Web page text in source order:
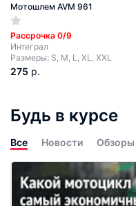
Мотошлем AVM 961
Рассрочка 0/9
Интеграл
Размеры: S, M, L, XL, XXL
275 р.
Будь в курсе
Все Новости Обзоры